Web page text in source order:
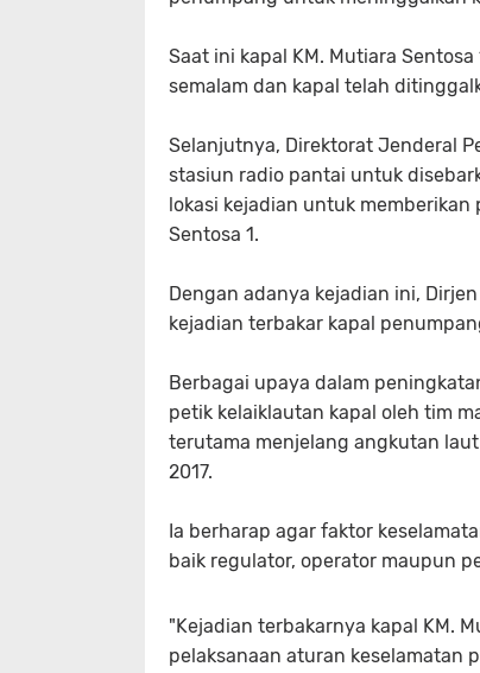
Saat ini kapal KM. Mutiara
semalam dan kapal telah
Selanjutnya, Direktorat Jenderal
stasiun radio pantai untuk
lokasi kejadian untuk
Sentosa 1.
Dengan adanya kejadian ini,
kejadian terbakar kapal
Berbagai upaya dalam
petik kelaiklautan kapal oleh tim
terutama menjelang angkutan
2017.
Ia berharap agar faktor
baik regulator, operator maupun
"Kejadian terbakarnya kapal KM.
pelaksanaan aturan keselamatan